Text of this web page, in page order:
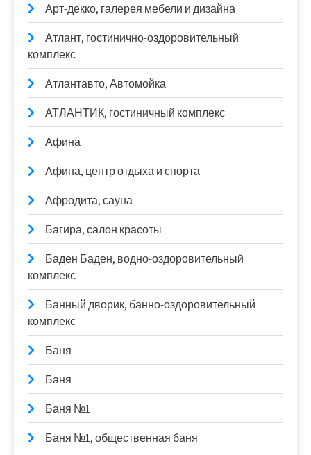
Арт-декко, галерея мебели и дизайна
Атлант, гостинично-оздоровительный
комплекс
Атлантавто, Автомойка
АТЛАНТИК, гостиничный комплекс
Афина
Афина, центр отдыха и спорта
Афродита, сауна
Багира, салон красоты
Баден Баден, водно-оздоровительный
комплекс
Банный дворик, банно-оздоровительный
комплекс
Баня
Баня
Баня №1
Баня №1, общественная баня